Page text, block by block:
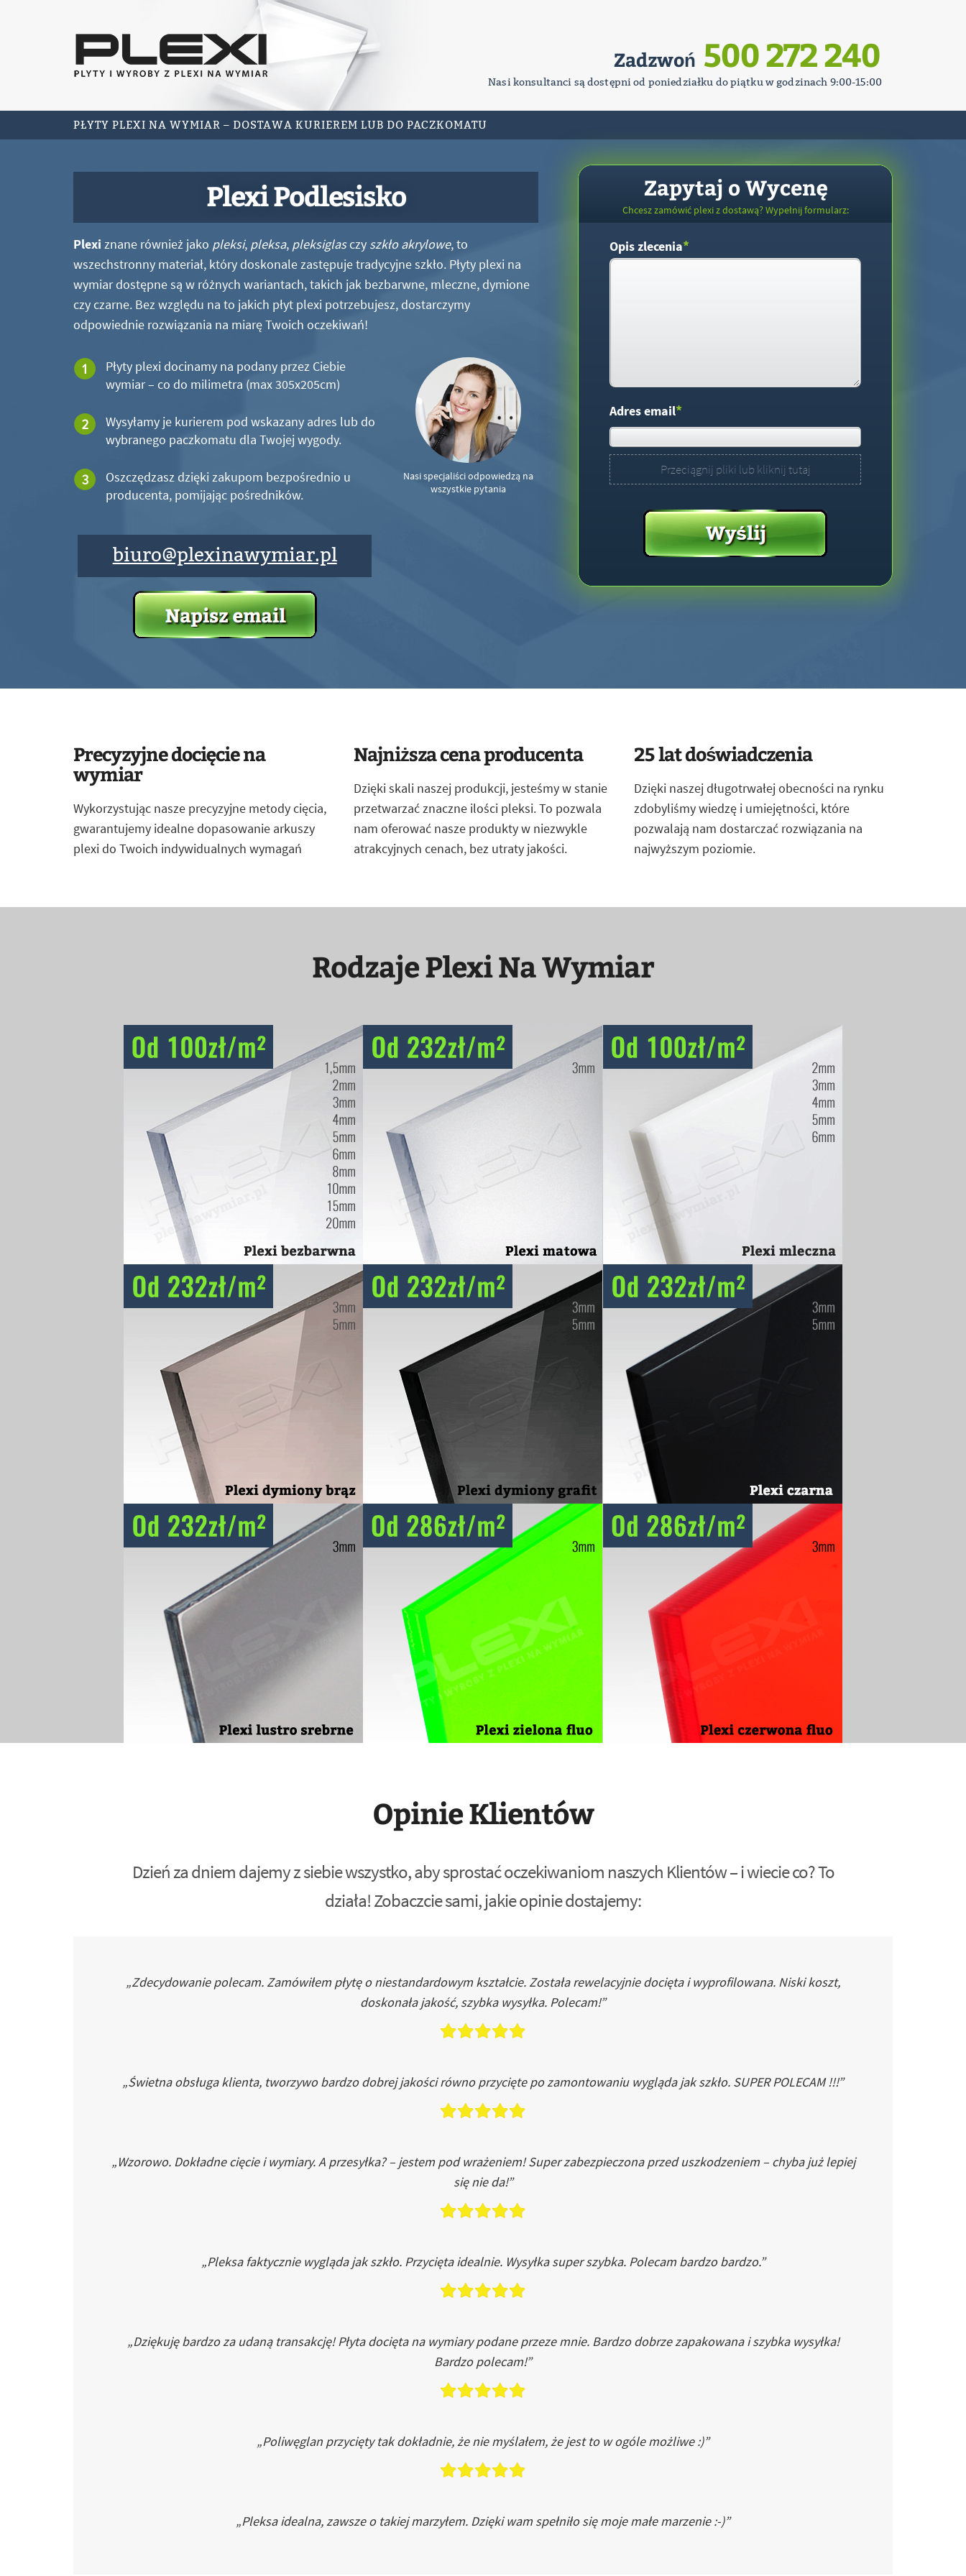
Zadzwoń 500 272 240
Nasi konsultanci są dostępni od poniedziałku do piątku w godzinach 9:00-15:00
PŁYTY PLEXI NA WYMIAR – DOSTAWA KURIEREM LUB DO PACZKOMATU
Plexi Podlesisko
Plexi znane również jako pleksi, pleksa, pleksiglasczy szkło akrylowe, to
wszechstronny materiał, który doskonale zastępuje tradycyjne szkło. Płyty plexi na
wymiar dostępne są w różnych wariantach, takich jak bezbarwne, mleczne, dymione
czy czarne. Bez względu na to jakich płyt plexi potrzebujesz, dostarczymy
odpowiednie rozwiązania na miarę Twoich oczekiwań!
Płyty plexi docinamy na podany przez Ciebie
wymiar – co do milimetra (max 305x205cm)
Wysyłamy je kurierem pod wskazany adres lub do
wybranego paczkomatu dla Twojej wygody.
Oszczędzasz dzięki zakupom bezpośrednio u
producenta, pomijając pośredników.
biuro@plexinawymiar.pl
Nasi specjaliści odpowiedzą na
wszystkie pytania
Zapytaj o Wycenę
Chcesz zamówić plexi z dostawą? Wypełnij formularz:
Opis zlecenia*
Adres email*
Przeciągnij pliki lub kliknij tutaj
Precyzyjne docięcie na
wymiar
Wykorzystując nasze precyzyjne metody cięcia,
gwarantujemy idealne dopasowanie arkuszy
plexi do Twoich indywidualnych wymagań
Najniższa cena producenta
Dzięki skali naszej produkcji, jesteśmy w stanie
przetwarzać znaczne ilości pleksi. To pozwala
nam oferować nasze produkty w niezwykle
atrakcyjnych cenach, bez utraty jakości.
25 lat doświadczenia
Dzięki naszej długotrwałej obecności na rynku
zdobyliśmy wiedzę i umiejętności, które
pozwalają nam dostarczać rozwiązania na
najwyższym poziomie.
Rodzaje Plexi Na Wymiar
Opinie Klientów
Dzień za dniem dajemy z siebie wszystko, aby sprostać oczekiwaniom naszych Klientów – i wiecie co? To
działa! Zobaczcie sami, jakie opinie dostajemy:
„Zdecydowanie polecam. Zamówiłem płytę o niestandardowym kształcie. Została rewelacyjnie docięta i wyprofilowana. Niski koszt,
doskonała jakość, szybka wysyłka. Polecam!”
„Świetna obsługa klienta, tworzywo bardzo dobrej jakości równo przycięte po zamontowaniu wygląda jak szkło. SUPER POLECAM !!!”
„Wzorowo. Dokładne cięcie i wymiary. A przesyłka? – jestem pod wrażeniem! Super zabezpieczona przed uszkodzeniem – chyba już lepiej
się nie da!”
„Pleksa faktycznie wygląda jak szkło. Przycięta idealnie. Wysyłka super szybka. Polecam bardzo bardzo.”
„Dziękuję bardzo za udaną transakcję! Płyta docięta na wymiary podane przeze mnie. Bardzo dobrze zapakowana i szybka wysyłka!
Bardzo polecam!”
„Poliwęglan przycięty tak dokładnie, że nie myślałem, że jest to w ogóle możliwe :)”
„Pleksa idealna, zawsze o takiej marzyłem. Dzięki wam spełniło się moje małe marzenie :-)”